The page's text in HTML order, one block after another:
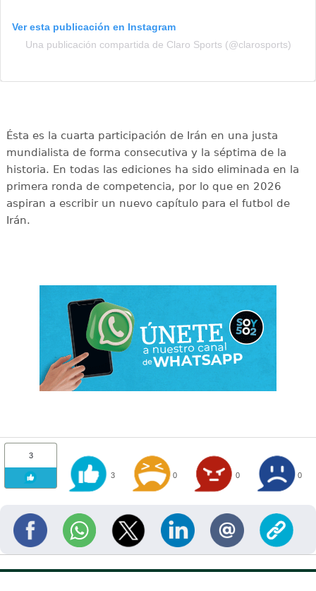
Ver esta publicación en Instagram
Una publicación compartida de Claro Sports (@clarosports)
Ésta es la cuarta participación de Irán en una justa
mundialista de forma consecutiva y la séptima de la
historia. En todas las ediciones ha sido eliminada en la
primera ronda de competencia, por lo que en 2026
aspiran a escribir un nuevo capítulo para el futbol de
Irán.
3
3 0 0 0